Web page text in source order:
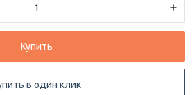
Купить
в один клик